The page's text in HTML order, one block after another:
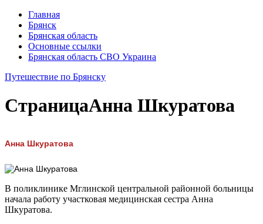
Главная
Брянск
Брянская область
Основные ссылки
Брянская область СВО Украина
Путешествие по Брянску
СтраницаАнна Шкуратова
Анна Шкуратова
В поликлинике Мглинской центральной районной больницы
начала работу участковая медицинская сестра Анна
Шкуратова.